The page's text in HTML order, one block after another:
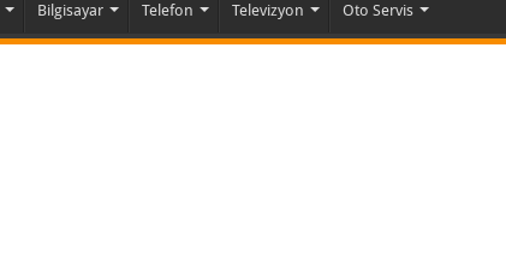
Bilgisayar Telefon Televizyon Oto Servis